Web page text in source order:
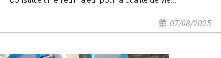
07/08/2025